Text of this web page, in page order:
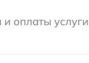
оплаты